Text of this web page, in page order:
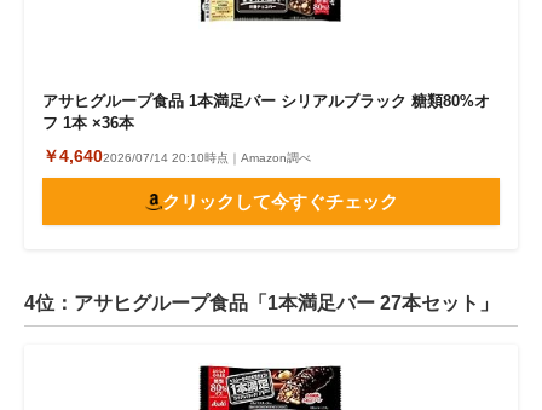
アサヒグループ食品 1本満足バー シリアルブラック 糖類80%オ
フ 1本 ×36本
￥4,6402026/07/14 20:10時点｜Amazon調べ
クリックして今すぐチェック
4位：アサヒグループ食品「1本満足バー 27本セット」